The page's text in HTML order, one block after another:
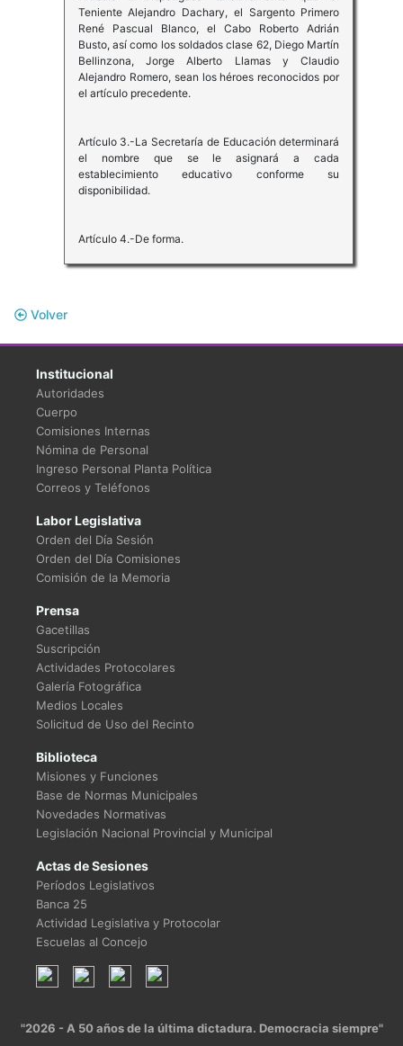
Teniente Alejandro Dachary, el Sargento Primero
René Pascual Blanco, el Cabo Roberto Adrián
Busto, así como los soldados clase 62, Diego Martín
Bellinzona, Jorge Alberto Llamas y Claudio
Alejandro Romero, sean los héroes reconocidos por
el artículo precedente.
Artículo 3.-La Secretaría de Educación determinará
el nombre que se le asignará a cada
establecimiento educativo conforme su
disponibilidad.
Artículo 4.-De forma.
Volver
Institucional
Autoridades
Cuerpo
Comisiones Internas
Nómina de Personal
Ingreso Personal Planta Política
Correos y Teléfonos
Labor Legislativa
Orden del Día Sesión
Orden del Día Comisiones
Comisión de la Memoria
Prensa
Gacetillas
Suscripción
Actividades Protocolares
Galería Fotográfica
Medios Locales
Solicitud de Uso del Recinto
Biblioteca
Misiones y Funciones
Base de Normas Municipales
Novedades Normativas
Legislación Nacional Provincial y Municipal
Actas de Sesiones
Períodos Legislativos
Banca 25
Actividad Legislativa y Protocolar
Escuelas al Concejo
"2026 - A 50 años de la última dictadura. Democracia siempre"